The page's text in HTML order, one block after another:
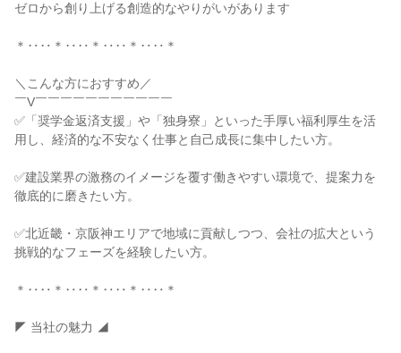
ゼロから創り上げる創造的なやりがいがあります
＊‥‥＊‥‥＊‥‥＊‥‥＊
＼こんな方におすすめ／
￣V￣￣￣￣￣￣￣￣￣￣￣
✅「奨学金返済支援」や「独身寮」といった手厚い福利厚生を活
用し、経済的な不安なく仕事と自己成長に集中したい方。
✅建設業界の激務のイメージを覆す働きやすい環境で、提案力を
徹底的に磨きたい方。
✅北近畿・京阪神エリアで地域に貢献しつつ、会社の拡大という
挑戦的なフェーズを経験したい方。
＊‥‥＊‥‥＊‥‥＊‥‥＊
◤ 当社の魅力 ◢